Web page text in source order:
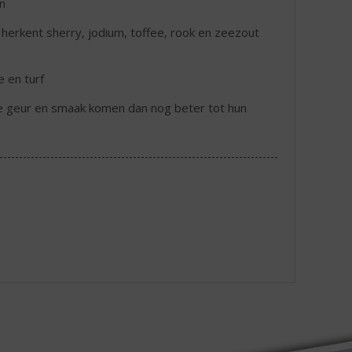
sherry, jodium, toffee, rook en zeezout
en turf
en smaak komen dan nog beter tot hun